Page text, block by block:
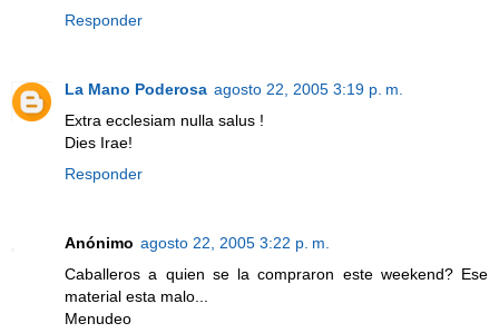
Responder
La Mano Poderosa agosto 22, 2005 3:19 p. m.
Extra ecclesiam nulla salus !
Dies Irae!
Responder
Anónimo agosto 22, 2005 3:22 p. m.
Caballeros a quien se la compraron este weekend? Ese
material esta malo...
Menudeo